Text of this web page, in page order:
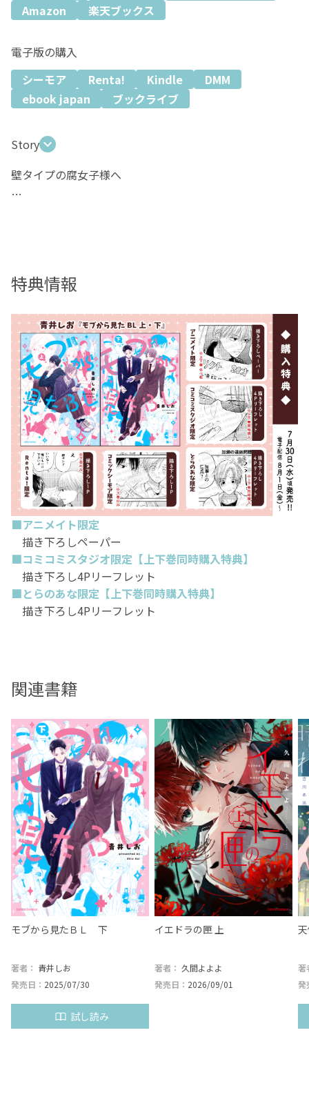
Amazon
楽天ブックス
電子版の購入
シーモア
Renta! Kindle
DMM
ebook japan
ブックライブ
Story
壁タイプの腐女子様へ
援していただけましたら幸いです。
俺 辻浩二と同じクラスの加瀬＆内山は仲良しトリオ。
バレンタインの今日、何だか二人の様子がおかし
い･･････。
ん?加瀬の顔に書いてあるな!?
「ずっと友達だと思ってた奴からチョコ貰った」って――！
一方 内山は…ガッツリ傷ついた顔してる――――！
この空気、俺どうしたらいいの!?
特典情報
■アニメイト限定
描き下ろしペーパー
■コミコミスタジオ限定【上下巻同時購入特典】
描き下ろし4Pリーフレット
■とらのあな限定【上下巻同時購入特典】
描き下ろし4Pリーフレット
関連書籍
モブから見たＢＬ 下
著者： 青井しお
発売日： 2025/07/30
試し読み
イエドラの匣 上
著者： 久間よよよ
発売日： 2026/09/01
著
発